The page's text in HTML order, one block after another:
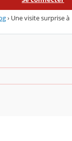
› Une visite surprise à